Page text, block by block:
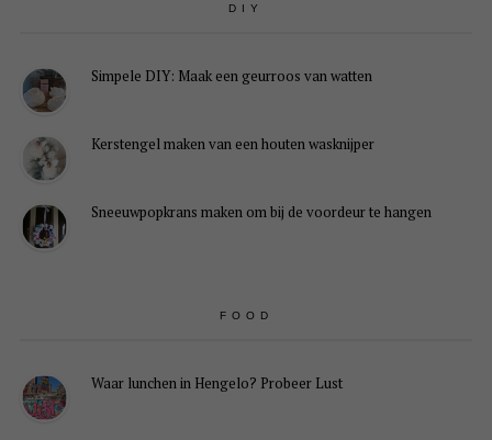
DIY
Simpele DIY: Maak een geurroos van watten
Kerstengel maken van een houten wasknijper
Sneeuwpopkrans maken om bij de voordeur te hangen
FOOD
Waar lunchen in Hengelo? Probeer Lust